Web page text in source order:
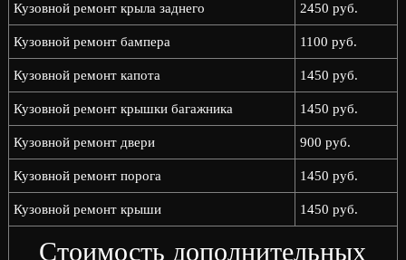
Кузовной ремонт крыла заднего 2450 руб.
Кузовной ремонт бампера 1100 руб.
Кузовной ремонт капота 1450 руб.
Кузовной ремонт крышки багажника 1450 руб.
Кузовной ремонт двери 900 руб.
Кузовной ремонт порога 1450 руб.
Кузовной ремонт крыши 1450 руб.
Стоимость дополнительных